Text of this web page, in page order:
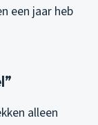
een jaar heb
alleen